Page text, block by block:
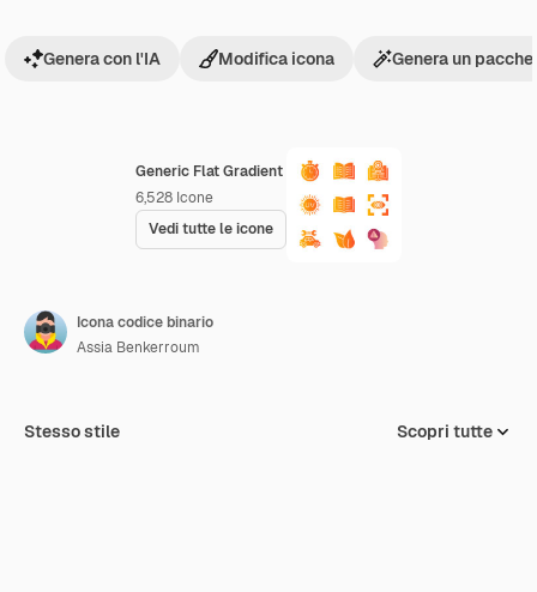
Generic Flat Gradient
6,528 Icone
Vedi tutte le icone
Genera con l'IA Modifica icona Genera un
Icona codice binario
Assia Benkerroum
Stesso stile Scopri tutte